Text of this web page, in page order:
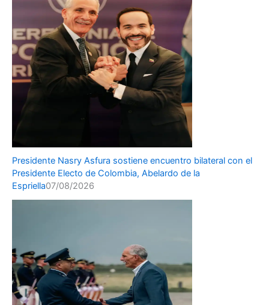
Presidente Nasry Asfura sostiene encuentro bilateral con el
Presidente Electo de Colombia, Abelardo de la
Espriella07/08/2026